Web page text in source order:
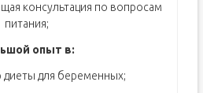
консультация по вопросам
питания;
опыт в:
диеты для беременных;